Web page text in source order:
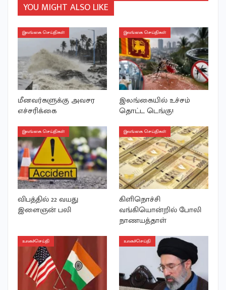
YOU MIGHT ALSO LIKE
இலங்கை செய்திகள்
மீனவர்களுக்கு அவசர
எச்சரிக்கை
இலங்கை செய்திகள்
இலங்கையில் உச்சம்
தொட்ட டெங்கு!
இலங்கை செய்திகள்
விபத்தில் 22 வயது
இளைஞன் பலி
இலங்கை செய்திகள்
கிளிநொச்சி
வங்கியொன்றில் போலி
நாணயத்தாள்
உலகச்செய்தி உலகச்செய்தி